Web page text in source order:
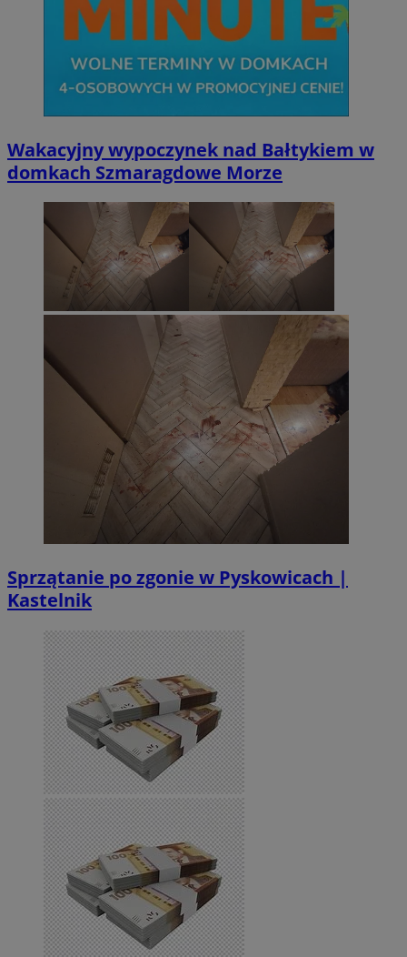
Wakacyjny wypoczynek nad Bałtykiem w
domkach Szmaragdowe Morze
Sprzątanie po zgonie w Pyskowicach |
Kastelnik